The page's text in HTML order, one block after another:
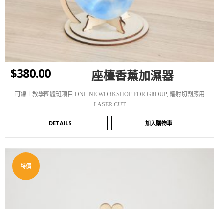
$380.00 座檯香薰加濕器
可線上教學團體班項目 ONLINE WORKSHOP FOR GROUP, 鐳射切割應用
LASER CUT
DETAILS 加入購物車
特價